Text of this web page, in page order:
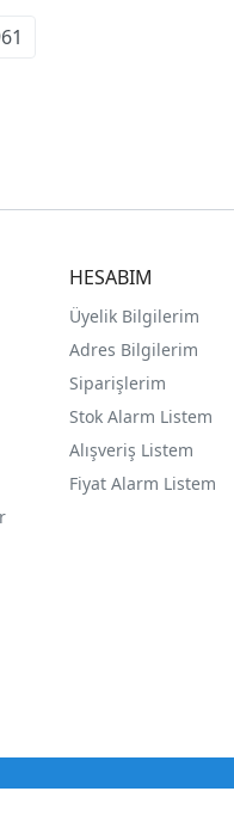
HESABIM
Üyelik Bilgilerim
Adres Bilgilerim
Siparişlerim
Stok Alarm Listem
Alışveriş Listem
Fiyat Alarm Listem